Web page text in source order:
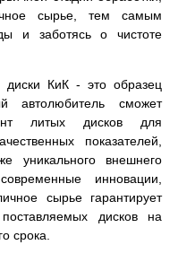
сырье, тем самым
и заботясь о чистоте
диски КиК - это образец
автолюбитель сможет
литых дисков для
показателей,
уникального внешнего
инновации,
сырье гарантирует
поставляемых дисков на
срока.